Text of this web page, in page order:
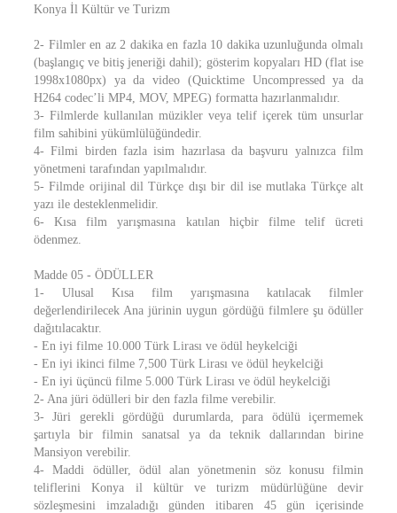
Konya İl Kültür ve Turizm
2- Filmler en az 2 dakika en fazla 10 dakika uzunluğunda olmalı
(başlangıç ve bitiş jeneriği dahil); gösterim kopyaları HD (flat ise
1998x1080px) ya da video (Quicktime Uncompressed ya da
H264 codec’li MP4, MOV, MPEG) formatta hazırlanmalıdır.
3- Filmlerde kullanılan müzikler veya telif içerek tüm unsurlar
film sahibini yükümlülüğündedir.
4- Filmi birden fazla isim hazırlasa da başvuru yalnızca film
yönetmeni tarafından yapılmalıdır.
5- Filmde orijinal dil Türkçe dışı bir dil ise mutlaka Türkçe alt
yazı ile desteklenmelidir.
6- Kısa film yarışmasına katılan hiçbir filme telif ücreti
ödenmez.
Madde 05 - ÖDÜLLER
1- Ulusal Kısa film yarışmasına katılacak filmler
değerlendirilecek Ana jürinin uygun gördüğü filmlere şu ödüller
dağıtılacaktır.
- En iyi filme 10.000 Türk Lirası ve ödül heykelciği
- En iyi ikinci filme 7,500 Türk Lirası ve ödül heykelciği
- En iyi üçüncü filme 5.000 Türk Lirası ve ödül heykelciği
2- Ana jüri ödülleri bir den fazla filme verebilir.
3- Jüri gerekli gördüğü durumlarda, para ödülü içermemek
şartıyla bir filmin sanatsal ya da teknik dallarından birine
Mansiyon verebilir.
4- Maddi ödüller, ödül alan yönetmenin söz konusu filmin
teliflerini Konya il kültür ve turizm müdürlüğüne devir
sözleşmesini imzaladığı günden itibaren 45 gün içerisinde